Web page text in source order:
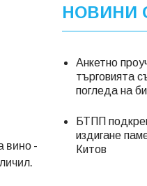
вино -
НОВИНИ
Анкетно
търговията
погледа на
БТПП
издигане
Китов